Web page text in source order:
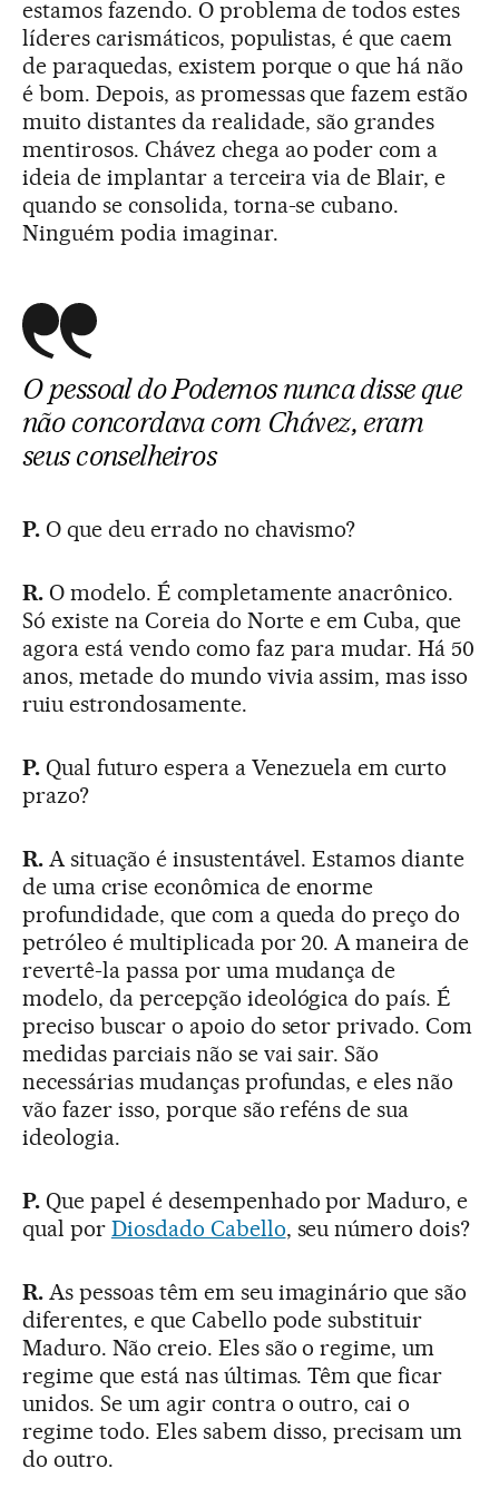
estamos fazendo. O problema de todos estes
líderes carismáticos, populistas, é que caem
de paraquedas, existem porque o que há não
é bom. Depois, as promessas que fazem estão
muito distantes da realidade, são grandes
mentirosos. Chávez chega ao poder com a
ideia de implantar a terceira via de Blair, e
quando se consolida, torna-se cubano.
Ninguém podia imaginar.
O pessoal do Podemos nunca disse que
não concordava com Chávez, eram
seus conselheiros
P.O que deu errado no chavismo?
R.O modelo. É completamente anacrônico.
Só existe na Coreia do Norte e em Cuba, que
agora está vendo como faz para mudar. Há 50
anos, metade do mundo vivia assim, mas isso
ruiu estrondosamente.
P.Qual futuro espera a Venezuela em curto
prazo?
R.A situação é insustentável. Estamos diante
de uma crise econômica de enorme
profundidade, que com a queda do preço do
petróleo é multiplicada por 20. A maneira de
revertê-la passa por uma mudança de
modelo, da percepção ideológica do país. É
preciso buscar o apoio do setor privado. Com
medidas parciais não se vai sair. São
necessárias mudanças profundas, e eles não
vão fazer isso, porque são reféns de sua
ideologia.
P.Que papel é desempenhado por Maduro, e
qual por Diosdado Cabello, seu número dois?
R.As pessoas têm em seu imaginário que são
diferentes, e que Cabello pode substituir
Maduro. Não creio. Eles são o regime, um
regime que está nas últimas. Têm que ficar
unidos. Se um agir contra o outro, cai o
regime todo. Eles sabem disso, precisam um
do outro.